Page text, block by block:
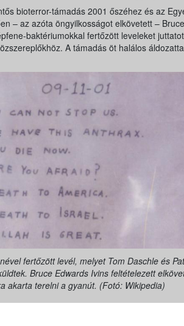
bioterror-támadás 2001 őszéhez és az
– az azóta öngyilkosságot elkövetett –
baktériumokkal fertőzött leveleket
A támadás öt halálos
fertőzött levél, melyet Tom Daschle és
Bruce Edwards Ivins feltételezett
akarta terelni a gyanút. (Fotó: Wikipedia)